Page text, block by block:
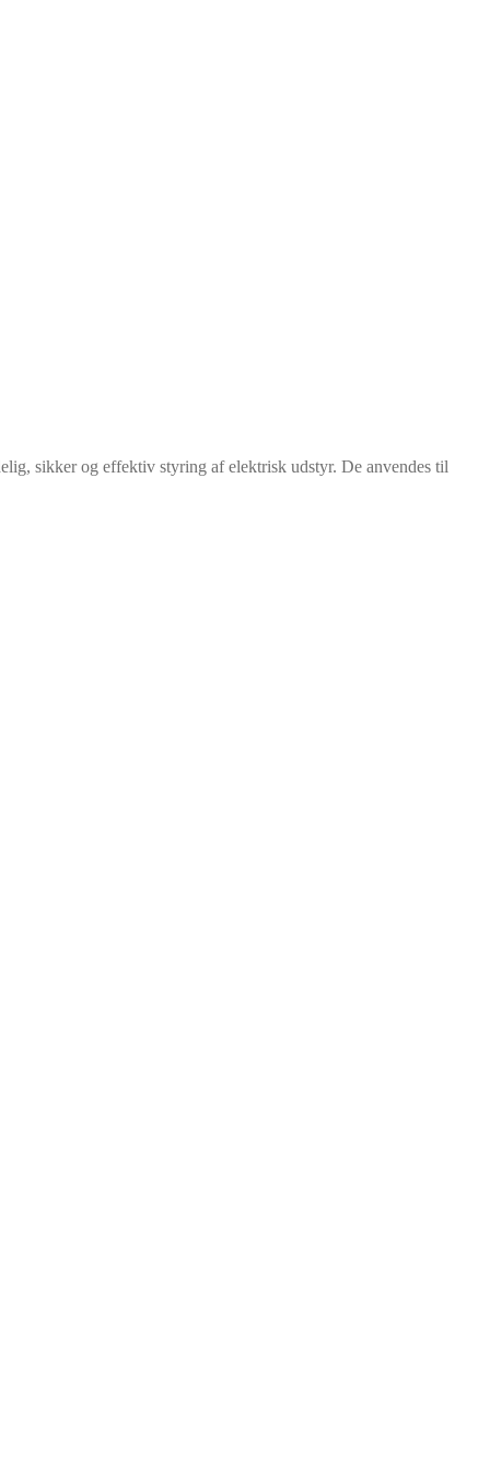
sikker og effektiv styring af elektrisk udstyr. De anvendes til